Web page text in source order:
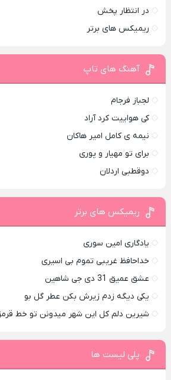
در انتظار پخش
ریمیکس های برتر
آهنگ های تاپ
لجباز فرجام
کی هواییت کرد آراد
نیمه ی کامل امیر هاکان
برای تو مهیار و پوری
دوقطبی اردلان
ریمیکس های برتر
یادگاری امین سوری
خداحافظ غریبی تموم بی اسیری
عشق عمیق 31 دی جی شاهین
یکی دیگه زدم زیرش بکن عطر گل بو
شیرین دلم کل این شهر میدونن تو خط
پلی لیست ها